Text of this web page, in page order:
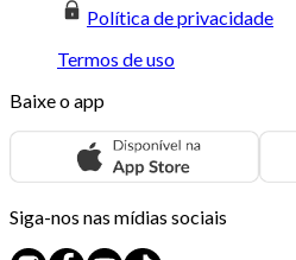
Política de privacidade
Termos de uso
Baixe o app
Siga-nos nas mídias sociais